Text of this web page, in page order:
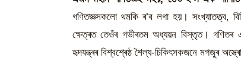
গণিতজ্ঞসকলো থমকি ৰ’ব লগা হয়।
ক্ষেত্ৰত তেওঁৰ গভীৰতম অধ্যয়ন বিস্তৃত।
হৃদযন্ত্ৰৰ বিশ্বশ্ৰেষ্ঠ শৈল্য-চিকিৎসকজনে মগজুৰ